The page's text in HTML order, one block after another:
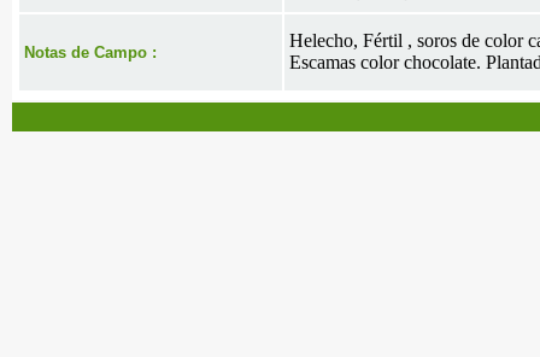
Notas de Campo :
Helecho, Fértil , soros de color
Escamas color chocolate.